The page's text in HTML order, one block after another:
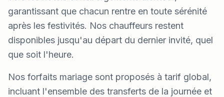
garantissant que chacun rentre en toute sérénité
après les festivités. Nos chauffeurs restent
disponibles jusqu'au départ du dernier invité, quel
que soit l'heure.
Nos forfaits mariage sont proposés à tarif global,
incluant l'ensemble des transferts de la journée et